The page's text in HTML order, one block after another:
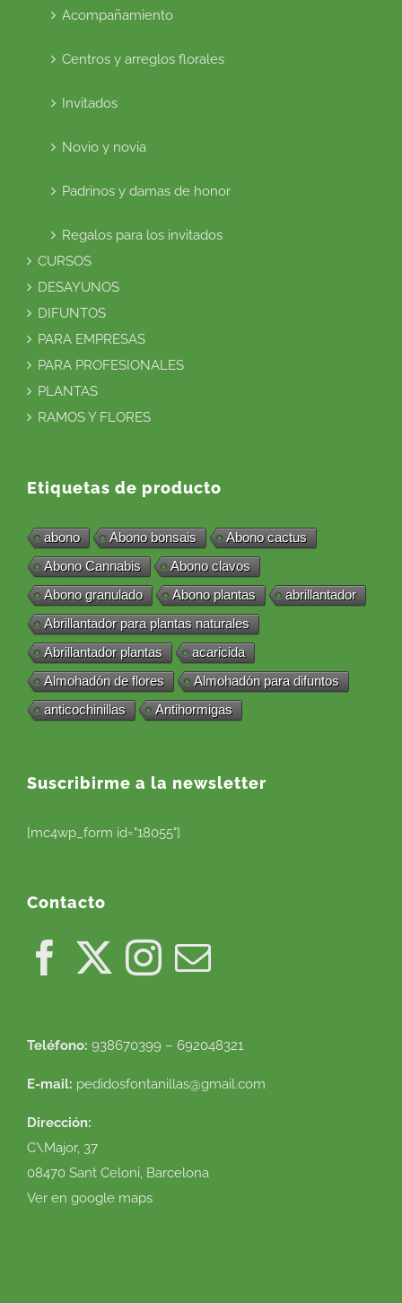
Acompañamiento
Centros y arreglos florales
Invitados
Novio y novia
Padrinos y damas de honor
Regalos para los invitados
CURSOS
DESAYUNOS
DIFUNTOS
PARA EMPRESAS
PARA PROFESIONALES
PLANTAS
RAMOS Y FLORES
Etiquetas de producto
abono Abono bonsais
Abono cactus
Abono Cannabis
Abono clavos
Abono granulado
Abono plantas
abrillantador
Abrillantador para plantas naturales
Abrillantador plantas
acaricida
Almohadón de flores
Almohadón para difuntos
anticochinillas
Antihormigas
Suscribirme a la newsletter
[mc4wp_form id="18055"]
Contacto
Teléfono: 938670399 – 692048321
E-mail: pedidosfontanillas@gmail.com
Dirección:
C\Major, 37
08470 Sant Celoni, Barcelona
Ver en google maps